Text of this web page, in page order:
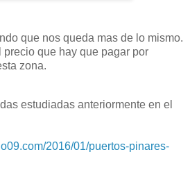
que nos queda mas de lo mismo.
que hay que pagar por
zona.
estudiadas anteriormente en el
2016/01/puertos-pinares-